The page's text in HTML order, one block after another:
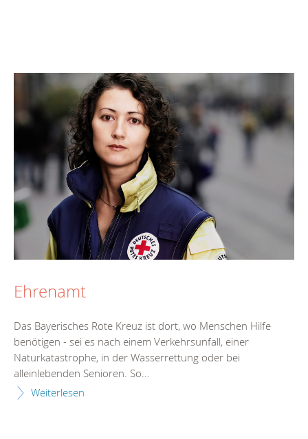
Ehrenamt
Das Bayerisches Rote Kreuz ist dort, wo Menschen Hilfe
benötigen - sei es nach einem Verkehrsunfall, einer
Naturkatastrophe, in der Wasserrettung oder bei
alleinlebenden Senioren. So...
Weiterlesen